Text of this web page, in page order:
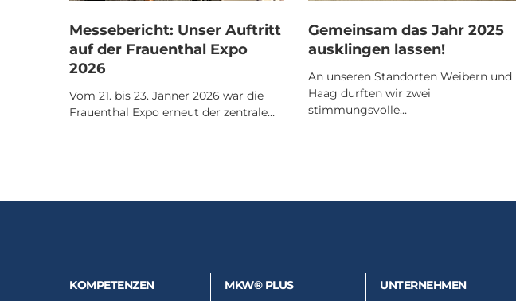
Messebericht: Unser Auftritt
auf der Frauenthal Expo
2026
Vom 21. bis 23. Jänner 2026 war die
Frauenthal Expo erneut der zentrale…
Gemeinsam das Jahr 2025
ausklingen lassen!
An unseren Standorten Weibern und
Haag durften wir zwei
stimmungsvolle…
KOMPETENZEN MKW® PLUS UNTERNEHMEN